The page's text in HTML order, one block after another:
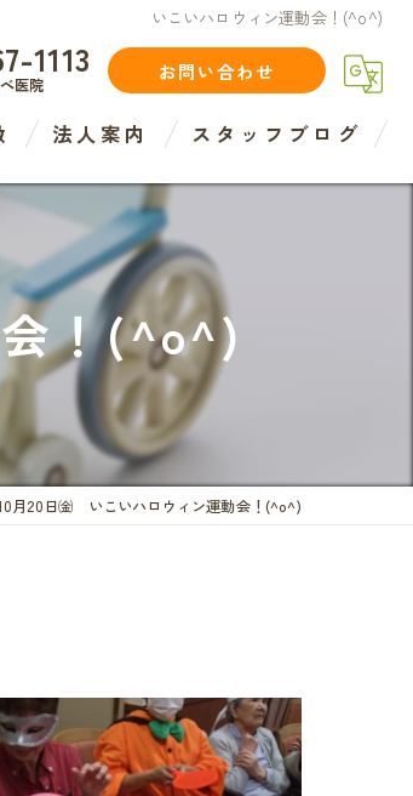
いこいハロウィン運動会！(^o^)
1113
医院
お問い合わせ
法人案内 スタッフブログ
！(^o^)
月20日㈮ いこいハロウィン運動会！(^o^)